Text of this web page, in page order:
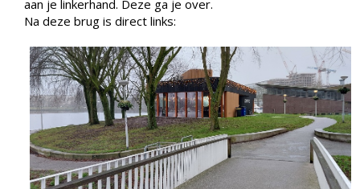
aan je linkerhand. Deze ga je over.
Na deze brug is direct links: